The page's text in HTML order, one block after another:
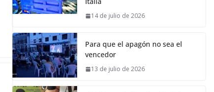
14 de julio de 2026
Para que el apagón no sea el
vencedor
13 de julio de 2026